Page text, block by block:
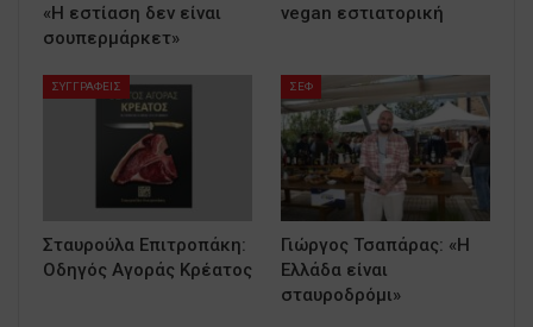
«Η εστίαση δεν είναι
σουπερμάρκετ»
vegan εστιατορική
ΣΥΓΓΡΑΦΕΙΣ
Σταυρούλα Επιτροπάκη:
Οδηγός Αγοράς Κρέατος
ΣΕΦ
Γιώργος Τσαπάρας: «Η
Ελλάδα είναι
σταυροδρόμι»